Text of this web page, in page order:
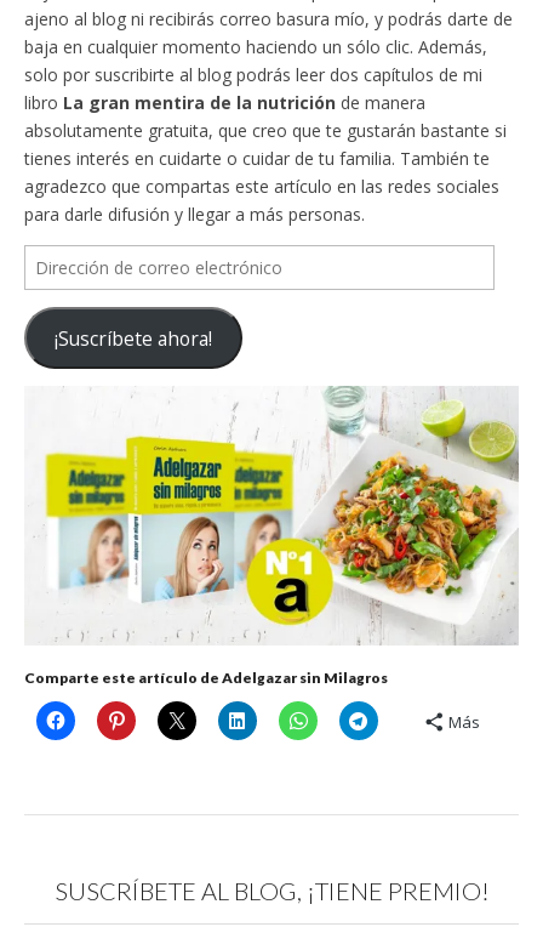
ajeno al blog ni recibirás correo basura mío, y podrás darte de
baja en cualquier momento haciendo un sólo clic. Además,
solo por suscribirte al blog podrás leer dos capítulos de mi
libro La gran mentira de la nutrición de manera
absolutamente gratuita, que creo que te gustarán bastante si
tienes interés en cuidarte o cuidar de tu familia. También te
agradezco que compartas este artículo en las redes sociales
para darle difusión y llegar a más personas.
Dirección
de
correo
electrónico
¡Suscríbete ahora!
Comparte este artículo de Adelgazar sin Milagros
Más
SUSCRÍBETE AL BLOG, ¡TIENE PREMIO!